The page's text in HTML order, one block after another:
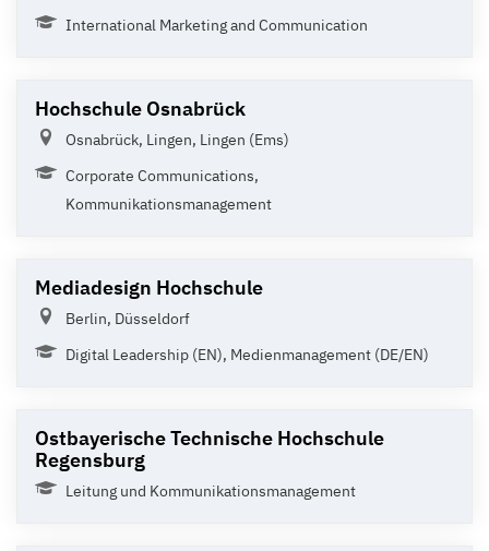
International Marketing and Communication
Hochschule Osnabrück
Osnabrück, Lingen, Lingen (Ems)
Corporate Communications,
Kommunikationsmanagement
Mediadesign Hochschule
Berlin, Düsseldorf
Digital Leadership (EN), Medienmanagement (DE/EN)
Ostbayerische Technische Hochschule
Regensburg
Leitung und Kommunikationsmanagement